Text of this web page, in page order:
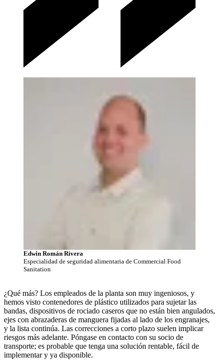
Edwin Román Rivera
Especialidad de seguridad alimentaria de Commercial Food
Sanitation
¿Qué más? Los empleados de la planta son muy ingeniosos, y
hemos visto contenedores de plástico utilizados para sujetar las
bandas, dispositivos de rociado caseros que no están bien angulados,
ejes con abrazaderas de manguera fijadas al lado de los engranajes,
y la lista continúa. Las correcciones a corto plazo suelen implicar
riesgos más adelante. Póngase en contacto con su socio de
transporte; es probable que tenga una solución rentable, fácil de
implementar y ya disponible.